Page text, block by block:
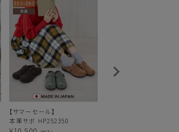
【サマーセール】
本革サボ HP252350